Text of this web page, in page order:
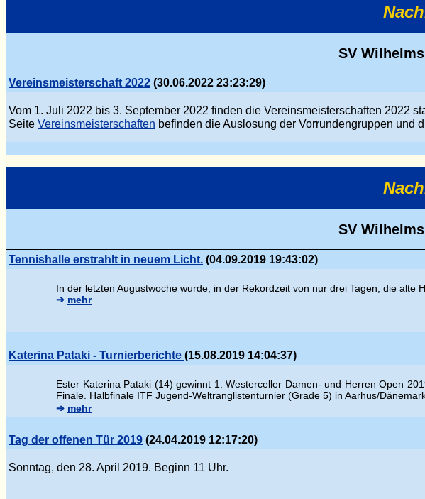
SV
Vereinsmeisterschaft 2022 (30.06.2022 23:23:29)
Vom 1. Juli 2022 bis 3. September 2022 finden die Vereinsmeisterschaften 2022
Seite Vereinsmeisterschaften befinden die Auslosung der Vorrundengruppen und
SV
Tennishalle erstrahlt in neuem Licht. (04.09.2019 19:43:02)
In der letzten Augustwoche wurde, in der Rekordzeit von nur drei Tagen, die
➔ mehr
Katerina Pataki - Turnierberichte (15.08.2019 14:04:37)
Ester Katerina Pataki (14) gewinnt 1. Westerceller Damen- und Herren Open
Finale. Halbfinale ITF Jugend-Weltranglistenturnier (Grade 5) in Aarhus/
➔ mehr
Tag der offenen Tür 2019 (24.04.2019 12:17:20)
Sonntag, den 28. April 2019. Beginn 11 Uhr.